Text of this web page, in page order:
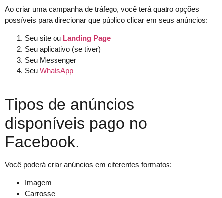
Ao criar uma campanha de tráfego, você terá quatro opções
possíveis para direcionar que público clicar em seus anúncios:
Seu site ou Landing Page
Seu aplicativo (se tiver)
Seu Messenger
Seu WhatsApp
Tipos de anúncios
disponíveis pago no
Facebook.
Você poderá criar anúncios em diferentes formatos:
Imagem
Carrossel